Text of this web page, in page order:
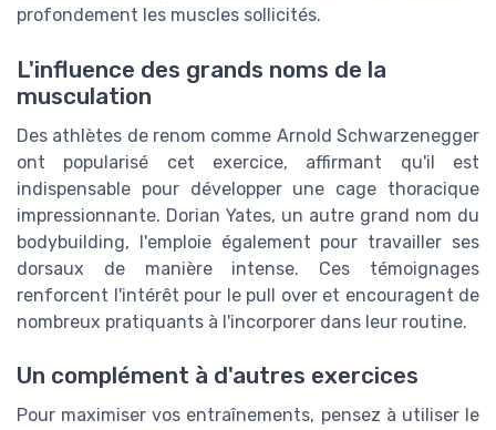
profondement les muscles sollicités.
L'influence des grands noms de la
musculation
Des athlètes de renom comme Arnold Schwarzenegger
ont popularisé cet exercice, affirmant qu'il est
indispensable pour développer une cage thoracique
impressionnante. Dorian Yates, un autre grand nom du
bodybuilding, l'emploie également pour travailler ses
dorsaux de manière intense. Ces témoignages
renforcent l'intérêt pour le pull over et encouragent de
nombreux pratiquants à l'incorporer dans leur routine.
Un complément à d'autres exercices
Pour maximiser vos entraînements, pensez à utiliser le